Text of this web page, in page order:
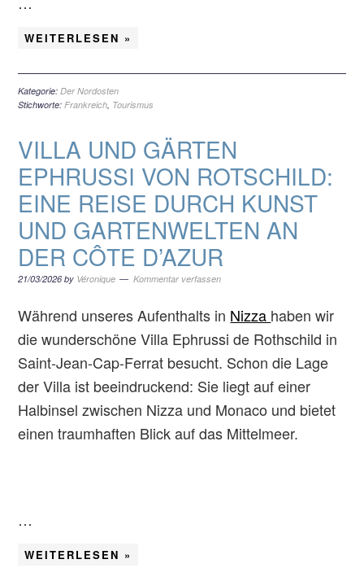
WEITERLESEN »
Kategorie:Der Nordosten
Stichworte:Frankreich, Tourismus
VILLA UND GÄRTEN
EPHRUSSI VON ROTSCHILD:
EINE REISE DURCH KUNST
UND GARTENWELTEN AN
DER CÔTE D’AZUR
21/03/2026 by Véronique Kommentar verfassen
Während unseres Aufenthalts in Nizza haben wir
die wunderschöne Villa Ephrussi de Rothschild in
Saint-Jean-Cap-Ferrat besucht. Schon die Lage
der Villa ist beeindruckend: Sie liegt auf einer
Halbinsel zwischen Nizza und Monaco und bietet
einen traumhaften Blick auf das Mittelmeer.
…
WEITERLESEN »